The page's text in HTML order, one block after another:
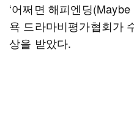
‘어쩌면 해피엔딩
욕 드라마비평가협회가
상을 받았다.